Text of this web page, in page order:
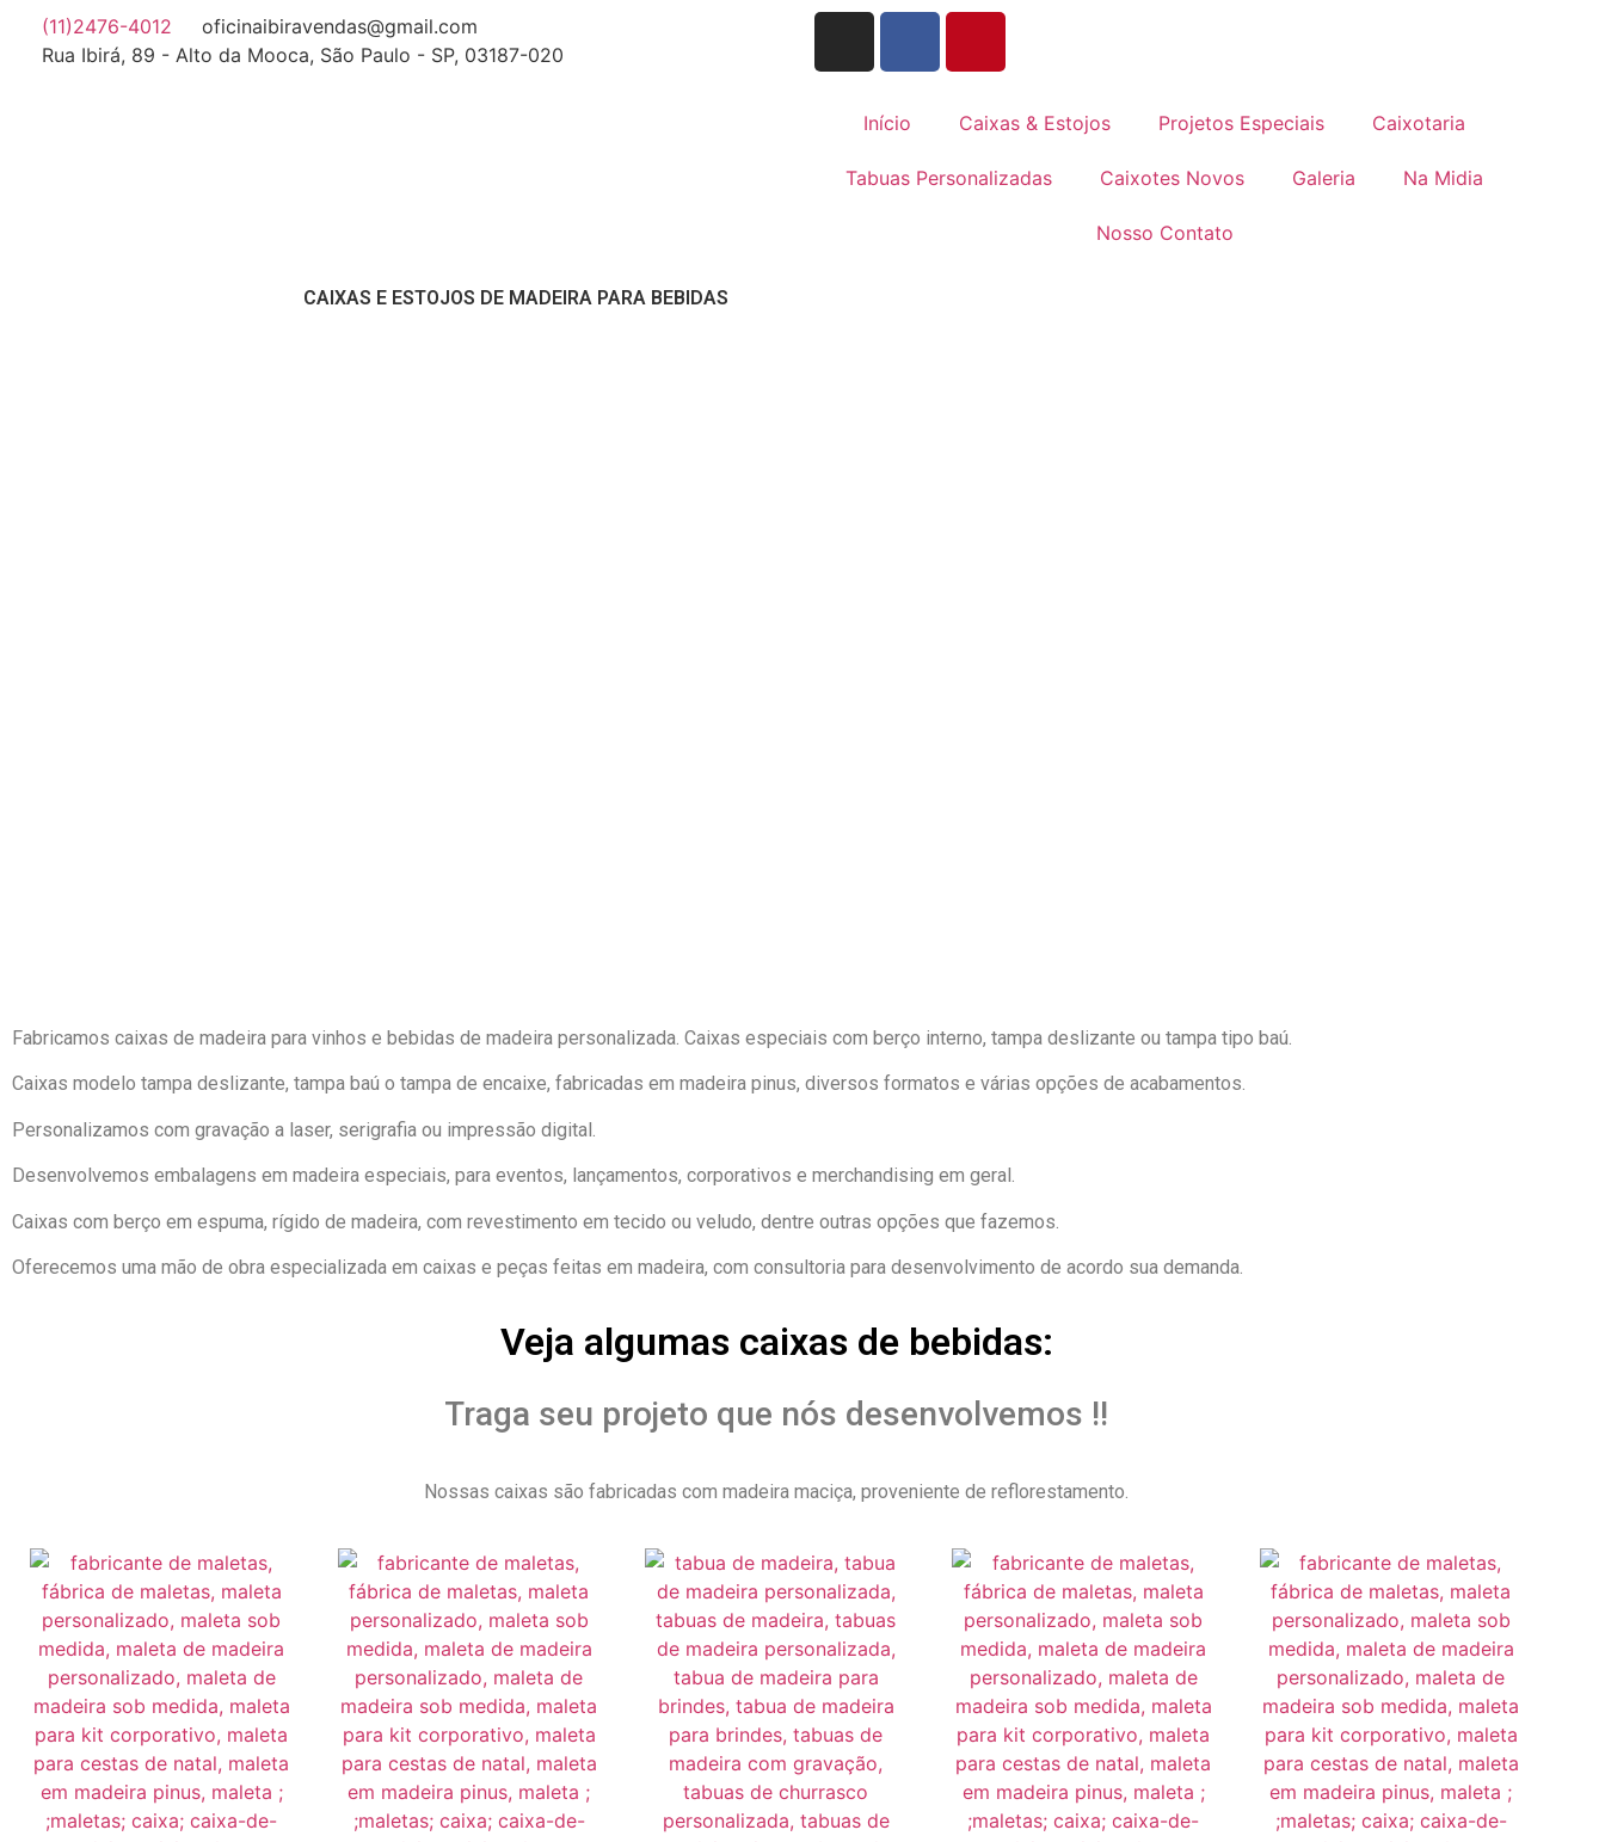
(11)2476-4012
oficinaibiravendas@gmail.com
Rua Ibirá, 89 - Alto da Mooca, São Paulo - SP, 03187-020
Início Caixas & Estojos Projetos Especiais Caixotaria
Tabuas Personalizadas Caixotes Novos Galeria Na Midia
Nosso Contato
CAIXAS E ESTOJOS DE MADEIRA PARA BEBIDAS
Fabricamos caixas de madeira para vinhos e bebidas de madeira personalizada. Caixas especiais com berço interno, tampa deslizante ou tampa tipo baú.
Caixas modelo tampa deslizante, tampa baú o tampa de encaixe, fabricadas em madeira pinus, diversos formatos e várias opções de acabamentos.
Personalizamos com gravação a laser, serigrafia ou impressão digital.
Desenvolvemos embalagens em madeira especiais, para eventos, lançamentos, corporativos e merchandising em geral.
Caixas com berço em espuma, rígido de madeira, com revestimento em tecido ou veludo, dentre outras opções que fazemos.
Oferecemos uma mão de obra especializada em caixas e peças feitas em madeira, com consultoria para desenvolvimento de acordo sua demanda.
Veja algumas caixas de bebidas:
Traga seu projeto que nós desenvolvemos !!
Nossas caixas são fabricadas com madeira maciça, proveniente de reflorestamento.